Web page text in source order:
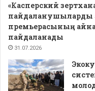
«Касперский
пайдаланушыларды
премьерасының
пайдаланады
31.07.2026